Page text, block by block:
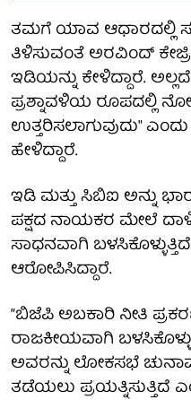
ತಮಗೆ ಯಾವ ಆಧಾರದಲ್ಲಿ
ತಿಳಿಸುವಂತೆ ಅರವಿಂದ್
ಇಡಿಯನ್ನು ಕೇಳಿದ್ದಾರೆ.
ಪ್ರಶ್ನಾವಳಿಯ ರೂಪದಲ್ಲಿ
ಉತ್ತರಿಸಲಾಗುವುದು"
ಹೇಳಿದ್ದಾರೆ.
ಇಡಿ ಮತ್ತು ಸಿಬಿಐ ಅನ್ನು
ಪಕ್ಷದ ನಾಯಕರ ಮೇಲೆ
ಸಾಧನವಾಗಿ
ಆರೋಪಿಸಿದ್ದಾರೆ.
“ಬಿಜೆಪಿ ಅಬಕಾರಿ ನೀತಿ
ರಾಜಕೀಯವಾಗಿ
ಅವರನ್ನು ಲೋಕಸಭೆ
ತಡೆಯಲು ಪ್ರಯತ್ನಿಸುತ್ತಿದೆ